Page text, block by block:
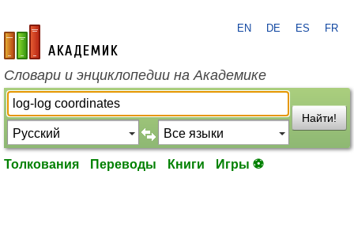
academic.ru
EN DE ES FR
Словари и энциклопедии на Академике
Найти!
Толкования Переводы Книги Игры ⚽